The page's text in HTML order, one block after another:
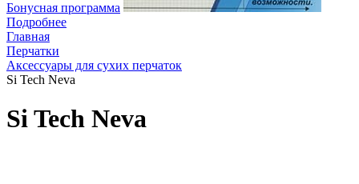
Бонусная программа
Подробнее
Главная
Перчатки
Аксессуары для cухих перчаток
Si Tech Neva
Si Tech Neva